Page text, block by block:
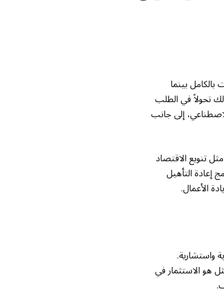
بينما
تحولاً في الطلب
إلى جانب
تنويع الاقتصاد
إعادة التأهيل
الأعمال.
واستشارية.
هو الاستثمار في